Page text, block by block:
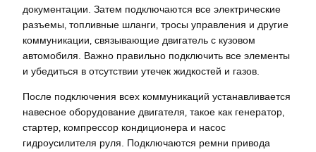
документации. Затем подключаются все электрические
разъемы‚ топливные шланги‚ тросы управления и другие
коммуникации‚ связывающие двигатель с кузовом
автомобиля. Важно правильно подключить все элементы
и убедиться в отсутствии утечек жидкостей и газов.
После подключения всех коммуникаций устанавливается
навесное оборудование двигателя‚ такое как генератор‚
стартер‚ компрессор кондиционера и насос
гидроусилителя руля. Подключаются ремни привода